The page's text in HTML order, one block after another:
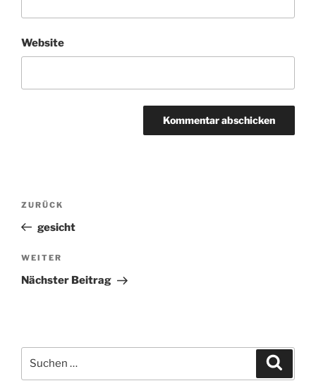
Website
Beitragsnavigation
Vorheriger
Beitrag
ZURÜCK
gesicht
Nächster
Beitrag
WEITER
Nächster Beitrag
Suchen